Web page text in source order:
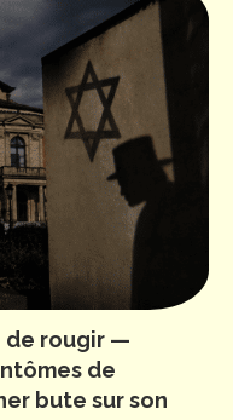
de rougir —
de
bute sur son